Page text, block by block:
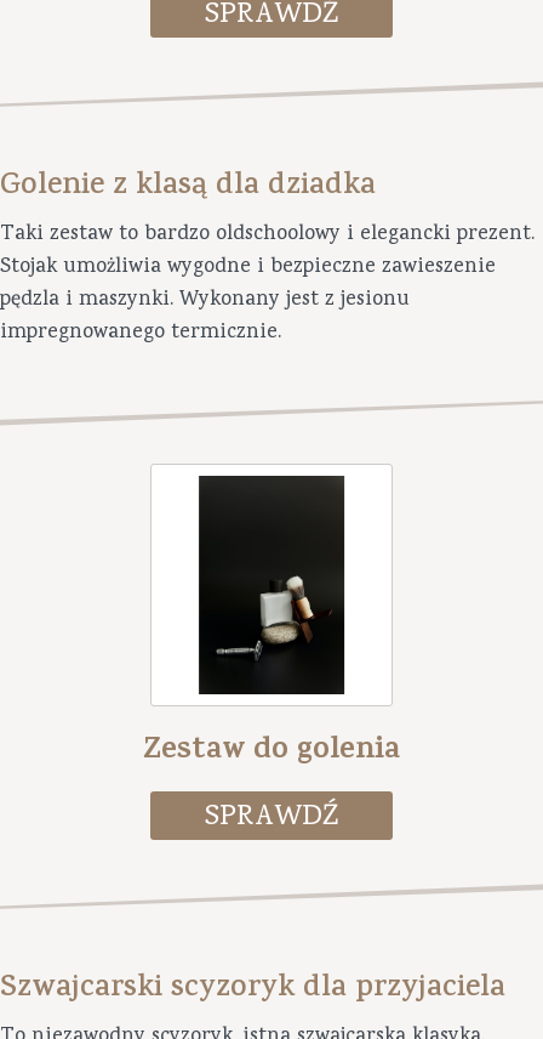
Golenie z klasą dla dziadka
Taki zestaw to bardzo oldschoolowy i elegancki prezent.
Stojak umożliwia wygodne i bezpieczne zawieszenie
pędzla i maszynki. Wykonany jest z jesionu
impregnowanego termicznie.
Zestaw do golenia
Szwajcarski scyzoryk dla przyjaciela